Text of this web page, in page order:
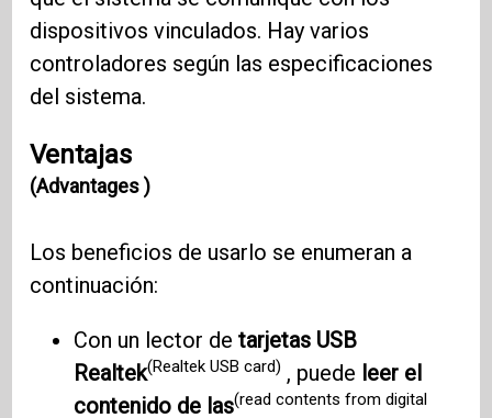
dispositivos vinculados. Hay varios
controladores según las especificaciones
del sistema.
Ventajas
(Advantages )
Los beneficios de usarlo se enumeran a
continuación:
Con un lector detarjetas USB
Realtek(Realtek USB card) , puede leer el
contenido de las(read contents from digital